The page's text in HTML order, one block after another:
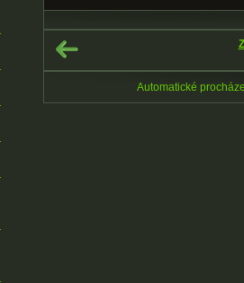
Automatické